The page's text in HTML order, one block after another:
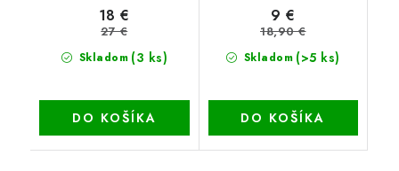
Skladom (3 ks)
18 €
27 €
DO KOŠÍKA
Skladom (>5 ks)
9 €
18,90 €
DO KOŠÍKA